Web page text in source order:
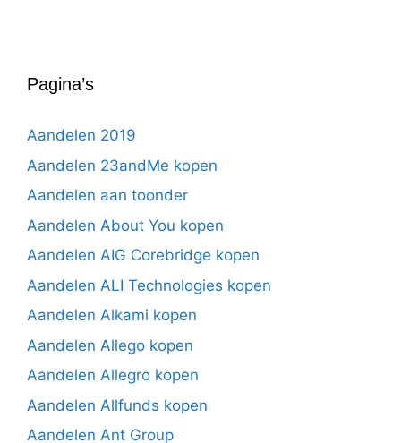
Pagina’s
Aandelen 2019
Aandelen 23andMe kopen
Aandelen aan toonder
Aandelen About You kopen
Aandelen AIG Corebridge kopen
Aandelen ALI Technologies kopen
Aandelen Alkami kopen
Aandelen Allego kopen
Aandelen Allegro kopen
Aandelen Allfunds kopen
Aandelen Ant Group